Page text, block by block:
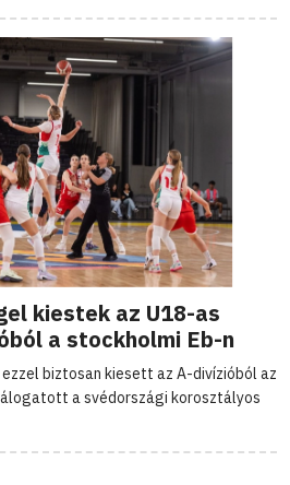
kiestek az U18-as
a stockholmi Eb-n
biztosan kiesett az A-divízióból az
a svédországi korosztályos